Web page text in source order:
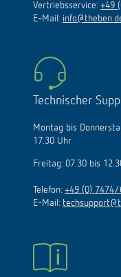
Vertriebsservice: +49
E-Mail:
Technischer
Montag bis
17.30 Uhr
Freitag: 07.30 bis
Telefon: +49 (0)
E-Mail: